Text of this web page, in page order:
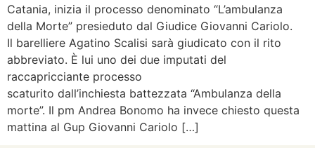
Catania, inizia il processo denominato “L’ambulanza
della Morte” presieduto dal Giudice Giovanni Cariolo.
Il barelliere Agatino Scalisi sarà giudicato con il rito
abbreviato. È lui uno dei due imputati del
raccapricciante processo
scaturito dall’inchiesta battezzata “Ambulanza della
morte”. Il pm Andrea Bonomo ha invece chiesto questa
mattina al Gup Giovanni Cariolo […]